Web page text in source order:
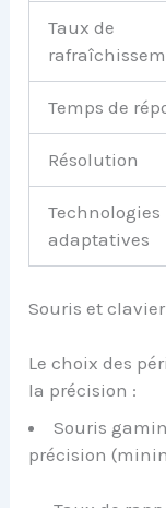
Taux de
Temps de
Résolution
Technologies
adaptatives
Souris et
Le choix des
la précision :
Souris
précision